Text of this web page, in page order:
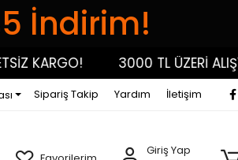
İndirim!
KARGO! 3000 TL ÜZERİ
Sipariş Takip Yardım İletişim
Giriş Yap